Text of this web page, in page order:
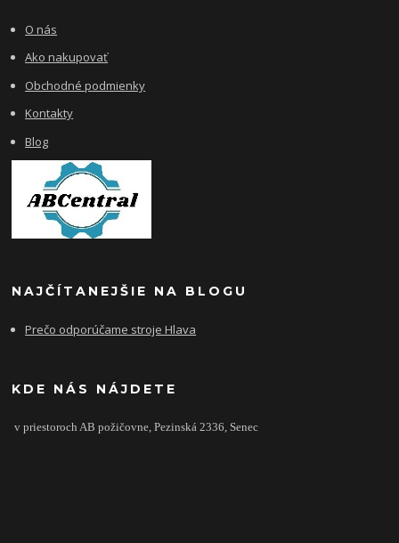
O nás
Ako nakupovať
Obchodné podmienky
Kontakty
Blog
NAJČÍTANEJŠIE NA BLOGU
Prečo odporúčame stroje Hlava
KDE NÁS NÁJDETE
v priestoroch AB požičovne,Pezinská 2336, Senec